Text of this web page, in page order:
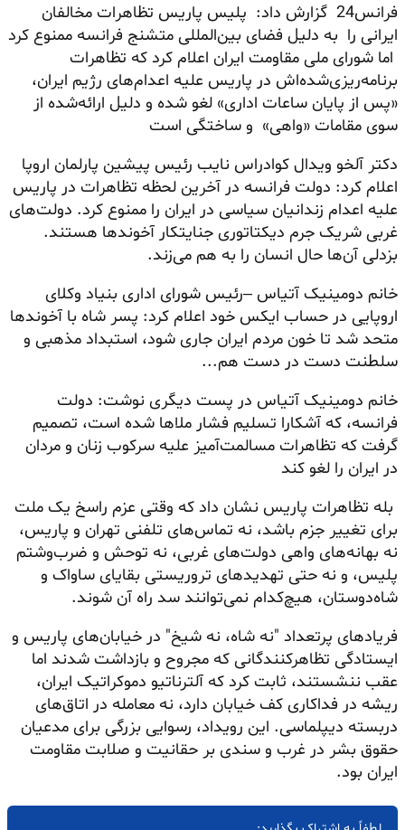
فرانس24 گزارش داد: پلیس پاریس تظاهرات مخالفان
ایرانی را به دلیل فضای بین‌المللی متشنج فرانسه ممنوع کرد
اما شورای ملی مقاومت ایران اعلام کرد که تظاهرات
برنامه‌ریزی‌شده‌اش در پاریس علیه اعدام‌های رژیم ایران،
«پس از پایان ساعات اداری» لغو شده و دلیل ارائه‌شده از
سوی مقامات «واهی» و ساختگی است
دکتر آلخو ویدال کوادراس نایب رئیس پیشین پارلمان اروپا
اعلام کرد:‌ دولت فرانسه در آخرین لحظه تظاهرات در پاریس
علیه اعدام زندانیان سیاسی در ایران را ممنوع کرد. دولت‌های
غربی شریک جرم دیکتاتوری جنایتکار آخوندها هستند.
بزدلی آن‌ها حال انسان را به هم می‌زند.
خانم دومینیک آتیاس –رئیس شورای اداری بنیاد وکلای
اروپایی در حساب ایکس خود اعلام کرد:‌ پسر شاه با آخوندها
متحد شد تا خون مردم ایران جاری شود، استبداد مذهبی و
سلطنت دست در دست هم...
خانم دومینیک آتیاس در پست دیگری نوشت: دولت
فرانسه، که آشکارا تسلیم فشار ملاها شده است، تصمیم
گرفت که تظاهرات مسالمت‌آمیز علیه سرکوب زنان و مردان
در ایران را لغو کند
بله تظاهرات پاریس نشان داد که وقتی عزم راسخ یک ملت
برای تغییر جزم باشد، نه تماس‌های تلفنی تهران و پاریس،
نه بهانه‌های واهی دولت‌های غربی، نه توحش و ضرب‌وشتم
پلیس، و نه حتی تهدیدهای تروریستی بقایای ساواک و
شاه‌دوستان، هیچ‌کدام نمی‌توانند سد راه آن شوند.
فریادهای پرتعداد "نه شاه، نه شیخ" در خیابان‌های پاریس و
ایستادگی تظاهرکنندگانی که مجروح و بازداشت شدند اما
عقب ننشستند، ثابت کرد که آلترناتیو دموکراتیک ایران،
ریشه در فداکاری کف خیابان دارد، نه معامله در اتاق‌های
دربسته دیپلماسی. این رویداد، رسوایی بزرگی برای مدعیان
حقوق بشر در غرب و سندی بر حقانیت و صلابت مقاومت
ایران بود.